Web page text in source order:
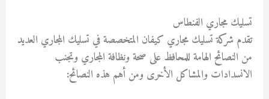
تسليك مجاري الفنطاس
تقدم شركة تسليك مجاري كيفان المتخصصة في تسليك المجاري العديد
من النصائح الهامة للمحافظ على صحة ونظافة المجاري وتجنب
الانسدادات والمشاكل الأخرى ومن أهم هذه النصائح: